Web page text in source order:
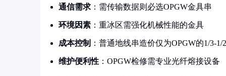
通信需求 ：需传输数据则必选OPGW金具串
环境因素 ：重冰区需强化机械性能的金具
成本控制 ：普通地线串造价仅为OPGW的1/3-1/2
维护便利性 ：OPGW检修需专业光纤熔接设备